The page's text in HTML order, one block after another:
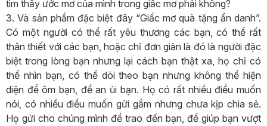
tìm thấy ước mơ của mình trong giấc mơ phải không?
3. Và sản phẩm đặc biệt đây “Giấc mơ quà tặng ẩn danh”.
Có một người có thể rất yêu thương các bạn, có thể rất
thân thiết với các bạn, hoặc chỉ đơn giản là đó là người đặc
biệt trong lòng bạn nhưng lại cách bạn thật xa, họ chỉ có
thể nhìn bạn, có thể dõi theo bạn nhưng không thể hiện
diện để ôm bạn, để an ủi bạn. Họ có rất nhiều điều muốn
nói, có nhiều điều muốn gửi gắm nhưng chưa kịp chia sẻ.
Họ gửi cho chúng mình để trao đến bạn, để giúp bạn vượt